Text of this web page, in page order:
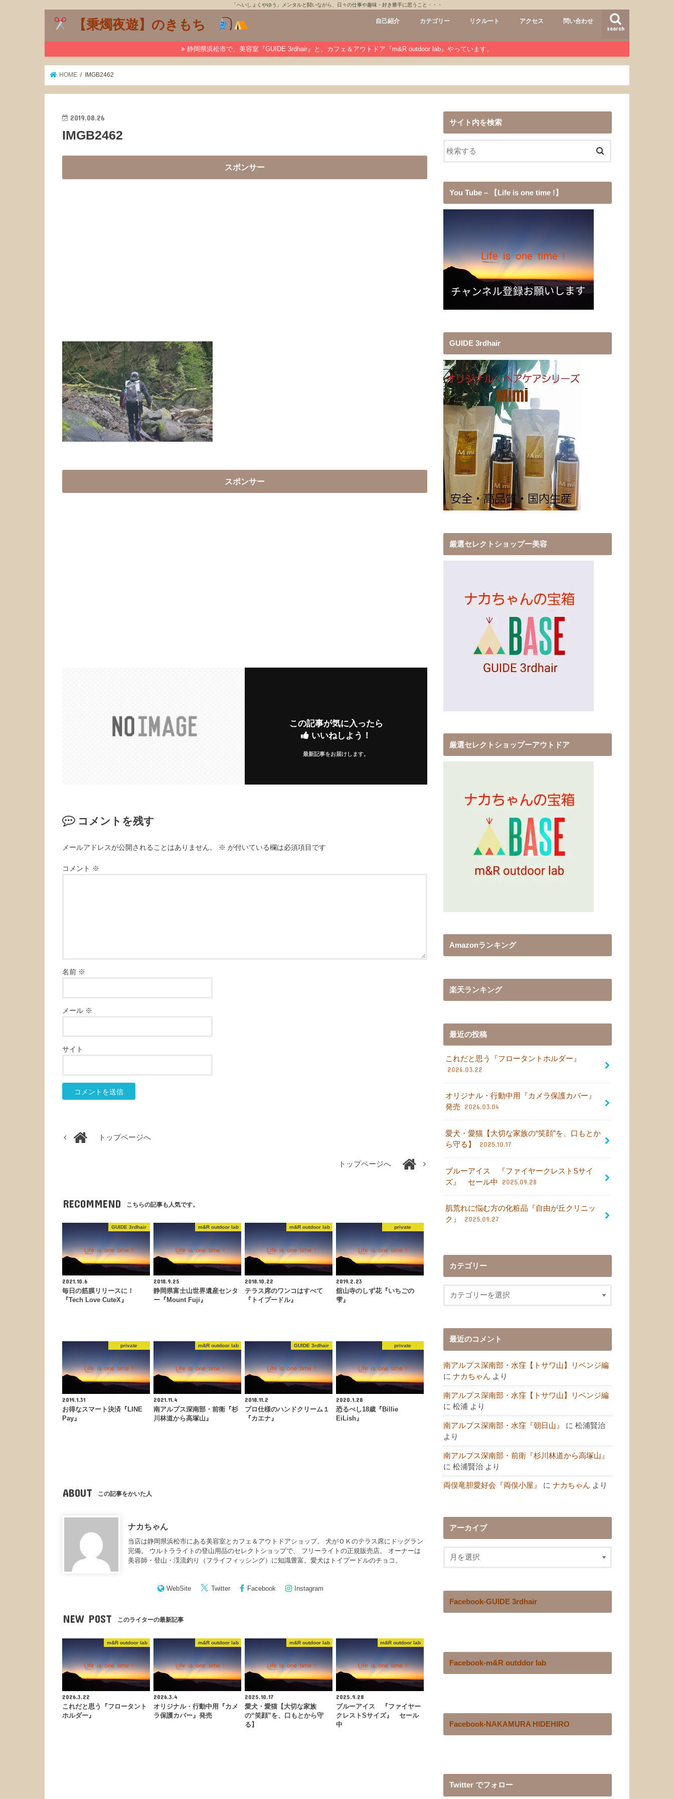
「へいしょくやゆう」メンタルと闘いながら、日々の仕事や趣味・好き勝手に思うこと・・・
【秉燭夜遊】のきもち search
自己紹介 カテゴリー
GUIDE 3rdhair おすすめメニュー
ヘアースタイル
商品
m&R outdoor lab ワンコ
道具
private 愛犬チョコ
渓流釣り
登山
未分類
リクルート アクセス 問い合わせ
静岡県浜松市で、美容室『GUIDE 3rdhair』と、カフェ＆アウトドア『m&R outdoor lab』やっています。
HOME IMGB2462
2019.08.26
IMGB2462
スポンサー
スポンサー
この記事が気に入ったら
いいねしよう！
最新記事をお届けします。
コメントを残す
メールアドレスが公開されることはありません。 ※ が付いている欄は必須項目です
コメント ※
名前 ※
メール ※
サイト
トップページへ
トップページへ
RECOMMEND こちらの記事も人気です。
GUIDE 3rdhair
2021.10.6
毎日の筋膜リリースに！
『Tech Love CuteX』
m&R outdoor lab
2018.9.25
静岡県富士山世界遺産センタ
ー『Mount Fuji』
m&R outdoor lab
2018.10.22
テラス席のワンコはすべて
『トイプードル』
private
2019.2.23
舘山寺のしず花『いちごの
雫』
private
2019.1.31
お得なスマート決済『LINE
Pay』
m&R outdoor lab
2021.11.4
南アルプス深南部・前衛『杉
川林道から高塚山』
GUIDE 3rdhair
2018.11.2
プロ仕様のハンドクリーム１
『カエナ』
private
2020.1.28
恐るべし18歳『Billie
EiLish』
ABOUT この記事をかいた人
ナカちゃん
当店は静岡県浜松市にある美容室とカフェ＆アウトドアショップ。 犬がＯＫのテラス席にドッグラン
完備。 ウルトラライトの登山用品のセレクトショップで、 フリーライトの正規販売店。 オーナーは
美容師・登山・渓流釣り（フライフィッシング）に知識豊富。愛犬はトイプードルのチョコ。
WebSite Twitter Facebook Instagram
NEW POST このライターの最新記事
m&R outdoor lab
2026.3.22
これだと思う『フロータント
ホルダー』
m&R outdoor lab
2026.3.4
オリジナル・行動中用『カメ
ラ保護カバー』発売
m&R outdoor lab
2025.10.17
愛犬・愛猫【大切な家族
の“笑顔”を、口もとから守
る】
m&R outdoor lab
2025.9.28
ブルーアイス 『ファイヤー
クレストSサイズ』 セール
中
サイト内を検索
You Tube – 【Life is one time !】
GUIDE 3rdhair
厳選セレクトショップー美容
厳選セレクトショップーアウトドア
Amazonランキング
楽天ランキング
最近の投稿
これだと思う『フロータントホルダー』
2026.03.22
オリジナル・行動中用『カメラ保護カバー』
発売
2026.03.04
愛犬・愛猫【大切な家族の“笑顔”を、口もとか
ら守る】
2025.10.17
ブルーアイス 『ファイヤークレストSサイ
ズ』 セール中
2025.09.28
肌荒れに悩む方の化粧品『自由が丘クリニッ
ク』
2025.09.27
カテゴリー
最近のコメント
南アルプス深南部・水窪【トサワ山】リベンジ編
に ナカちゃん より
南アルプス深南部・水窪【トサワ山】リベンジ編
に 松浦 より
南アルプス深南部・水窪『朝日山』 に 松浦賢治
より
南アルプス深南部・前衛『杉川林道から高塚山』
に 松浦賢治 より
両俣竜胆愛好会『両俣小屋』 に ナカちゃん より
アーカイブ
Facebook-GUIDE 3rdhair
Facebook-m&R outddor lab
Facebook-NAKAMURA HIDEHIRO
Twitter でフォロー